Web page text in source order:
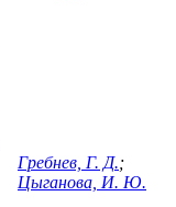
Гребнев, Г. Д.;
Цыганова, И. Ю.